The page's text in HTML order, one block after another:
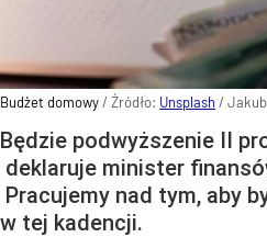
Budżet domowy/ Źródło: Unsplash /
Będzie podwyższenie II
deklaruje minister
Pracujemy nad tym, aby
w tej kadencji.